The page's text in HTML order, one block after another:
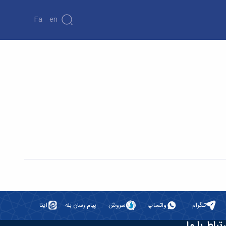
Fa En
تلگرام واتساپ سروش پیام رسان بله ایتا